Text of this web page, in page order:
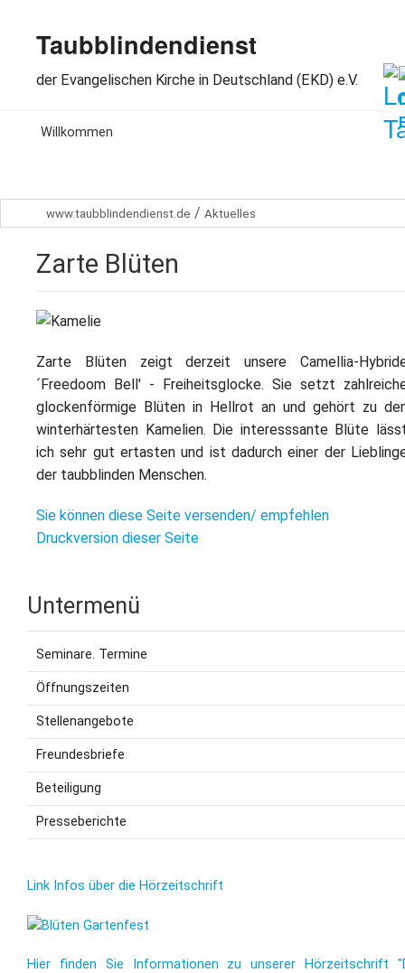
Taubblindendienst
der Evangelischen Kirche in Deutschland (EKD) e.V.
Willkommen
Wir über uns
Arbeitsbereiche
Spenden
Dabeisein
Kontakt
www.taubblindendienst.de / Aktuelles
Zarte Blüten
Zarte Blüten zeigt derzeit unsere Camellia-
´Freedoom Bell' - Freiheitsglocke. Sie setzt
glockenförmige Blüten in Hellrot an und gehört zu
winterhärtesten Kamelien. Die interesssante Blüte
ich sehr gut ertasten und ist dadurch einer der
der taubblinden Menschen.
Sie können diese Seite versenden/ empfehlen
Druckversion dieser Seite
Untermenü
Seminare. Termine
Öffnungszeiten
Stellenangebote
Freundesbriefe
Beteiligung
Presseberichte
Link Infos über die Hörzeitschrift
Hier finden Sie Informationen zu unserer Hörzeitschrift